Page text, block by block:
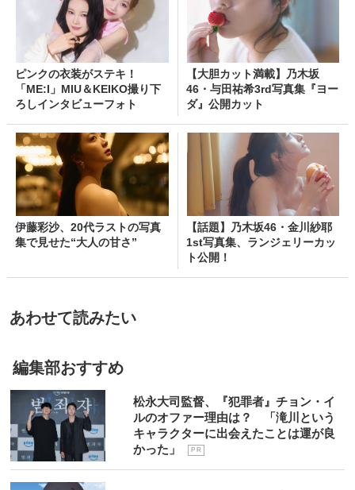
ピンクの衣装がステキ！
「ME:I」MIU＆KEIKO撮り下
ろしインタビューフォト
【大胆カット満載】乃木坂
46・与田祐希3rd写真集『ヨー
ダ』公開カット
伊藤彩沙、20代ラストの写真
集で見せた“大人の甘さ”
【話題】乃木坂46・金川紗耶
1st写真集、ランジェリーカッ
ト公開！
あわせて読みたい
編集部おすすめ
松永大司監督、『犯罪者』チョン・イ
ルのオファー理由は？ 「滝川という
キャラクターに出会えたことは運が良
かった」
P R